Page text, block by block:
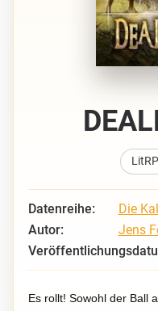
Datenreihe:
Die
Autor:
Jens
Es rollt! Sowohl der Ball